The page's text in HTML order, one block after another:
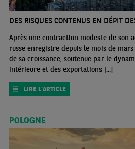
DES RISQUES CONTENUS EN DÉPIT
Après une contraction modeste de son
russe enregistre depuis le mois de
de sa croissance, soutenue par le
intérieure et des exportations [...]
LIRE L'ARTICLE
POLOGNE